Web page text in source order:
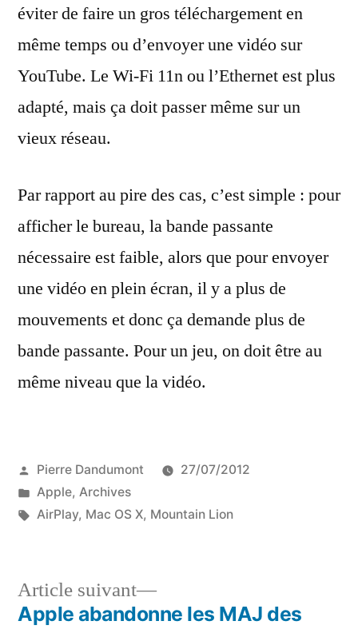
éviter de faire un gros téléchargement en
même temps ou d’envoyer une vidéo sur
YouTube. Le Wi-Fi 11n ou l’Ethernet est plus
adapté, mais ça doit passer même sur un
vieux réseau.
Par rapport au pire des cas, c’est simple : pour
afficher le bureau, la bande passante
nécessaire est faible, alors que pour envoyer
une vidéo en plein écran, il y a plus de
mouvements et donc ça demande plus de
bande passante. Pour un jeu, on doit être au
même niveau que la vidéo.
Publié
par
Pierre Dandumont
27/07/2012
Publié
dans
Apple, Archives
Étiquettes :
AirPlay, Mac OS X, Mountain Lion
Article suivant
Article
suivant :
Apple abandonne les MAJ des